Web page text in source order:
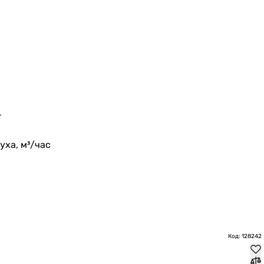
м³/час
Код: 128242